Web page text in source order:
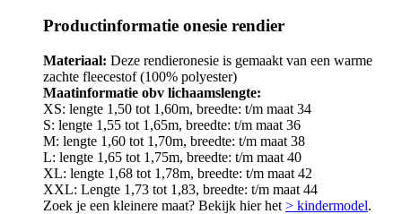
Productinformatie onesie rendier
Materiaal: Deze rendieronesie is gemaakt van een warme
zachte fleecestof (100% polyester)
Maatinformatie obv lichaamslengte:
XS: lengte 1,50 tot 1,60m, breedte: t/m maat 34
S: lengte 1,55 tot 1,65m, breedte: t/m maat 36
M: lengte 1,60 tot 1,70m, breedte: t/m maat 38
L: lengte 1,65 tot 1,75m, breedte: t/m maat 40
XL: lengte 1,68 tot 1,78m, breedte: t/m maat 42
XXL: Lengte 1,73 tot 1,83, breedte: t/m maat 44
Zoek je een kleinere maat? Bekijk hier het > kindermodel.